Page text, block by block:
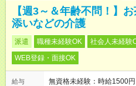
【週3～＆年齢不問！】
添いなどの介護
派遣 職種未経験OK 社会人未経験
WEB登録・面接OK
給与
無資格未経験：時給